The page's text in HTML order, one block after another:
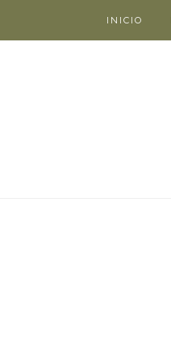
INICIO